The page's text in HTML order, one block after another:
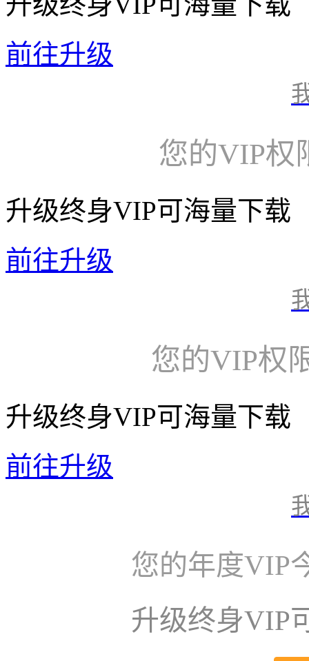
前往升级
您的VIP权
升级终身VIP可海量下载
前往升级
您的VIP权
升级终身VIP可海量下载
前往升级
您的年度VIP
升级终身VIP